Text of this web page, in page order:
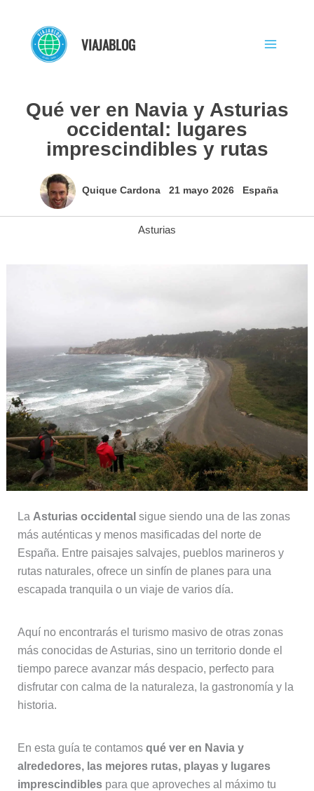
contenido
VIAJABLOG
Qué ver en Navia y Asturias
occidental: lugares
imprescindibles y rutas
Quique Cardona 21 mayo 2026 España
Asturias
La Asturias occidental sigue siendo una de las zonas
más auténticas y menos masificadas del norte de
España. Entre paisajes salvajes, pueblos marineros y
rutas naturales, ofrece un sinfín de planes para una
escapada tranquila o un viaje de varios día.
Aquí no encontrarás el turismo masivo de otras zonas
más conocidas de Asturias, sino un territorio donde el
tiempo parece avanzar más despacio, perfecto para
disfrutar con calma de la naturaleza, la gastronomía y la
historia.
En esta guía te contamos qué ver en Navia y
alrededores, las mejores rutas, playas y lugares
imprescindiblespara que aproveches al máximo tu